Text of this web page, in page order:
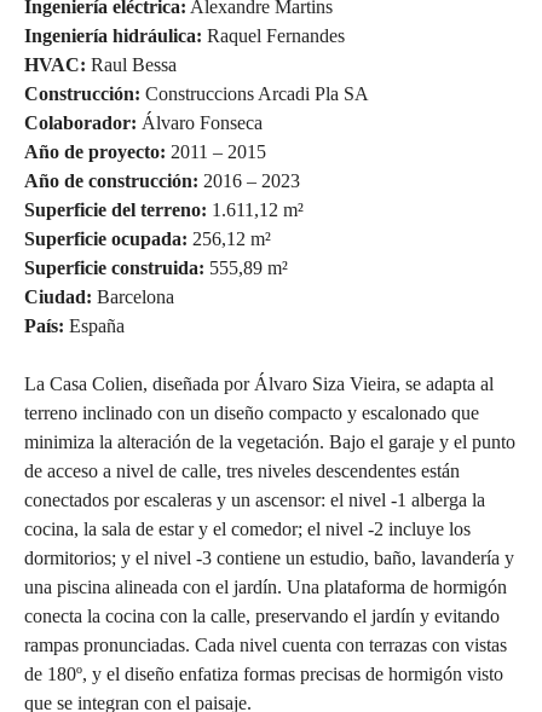
Ingeniería eléctrica: Alexandre Martins
Ingeniería hidráulica: Raquel Fernandes
HVAC: Raul Bessa
Construcción: Construccions Arcadi Pla SA
Colaborador: Álvaro Fonseca
Año de proyecto: 2011 – 2015
Año de construcción: 2016 – 2023
Superficie del terreno: 1.611,12 m²
Superficie ocupada: 256,12 m²
Superficie construida: 555,89 m²
Ciudad: Barcelona
País: España
La Casa Colien, diseñada por Álvaro Siza Vieira, se adapta al
terreno inclinado con un diseño compacto y escalonado que
minimiza la alteración de la vegetación. Bajo el garaje y el punto
de acceso a nivel de calle, tres niveles descendentes están
conectados por escaleras y un ascensor: el nivel -1 alberga la
cocina, la sala de estar y el comedor; el nivel -2 incluye los
dormitorios; y el nivel -3 contiene un estudio, baño, lavandería y
una piscina alineada con el jardín. Una plataforma de hormigón
conecta la cocina con la calle, preservando el jardín y evitando
rampas pronunciadas. Cada nivel cuenta con terrazas con vistas
de 180º, y el diseño enfatiza formas precisas de hormigón visto
que se integran con el paisaje.